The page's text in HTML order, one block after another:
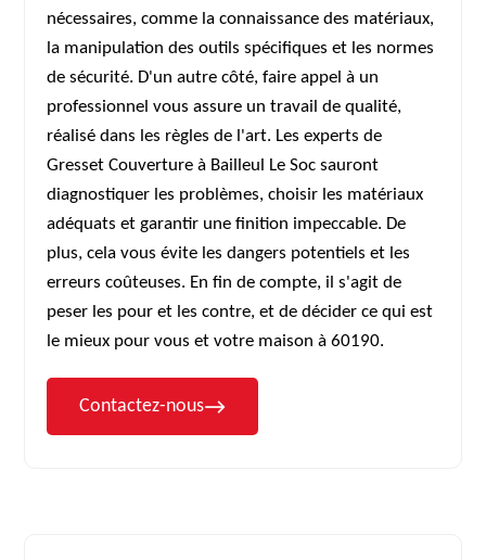
nécessaires, comme la connaissance des matériaux,
la manipulation des outils spécifiques et les normes
de sécurité. D'un autre côté, faire appel à un
professionnel vous assure un travail de qualité,
réalisé dans les règles de l'art. Les experts de
Gresset Couverture à Bailleul Le Soc sauront
diagnostiquer les problèmes, choisir les matériaux
adéquats et garantir une finition impeccable. De
plus, cela vous évite les dangers potentiels et les
erreurs coûteuses. En fin de compte, il s'agit de
peser les pour et les contre, et de décider ce qui est
le mieux pour vous et votre maison à 60190.
Contactez-nous